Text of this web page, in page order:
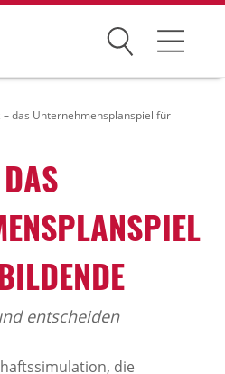
Suchen
– das Unternehmensplanspiel für
entscheiden
die